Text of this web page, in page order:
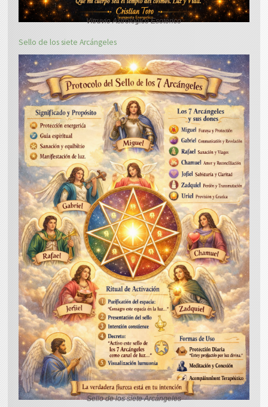
Vitruvio Astrológico Esotérico
Sello de los siete Arcángeles
Sello de los siete Arcángeles